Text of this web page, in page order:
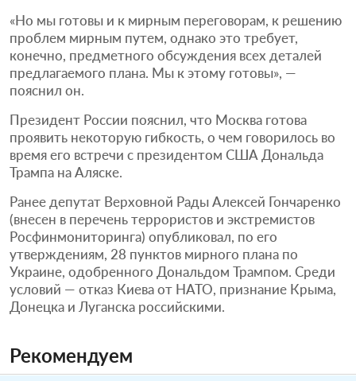
«Но мы готовы и к мирным переговорам, к решению
проблем мирным путем, однако это требует,
конечно, предметного обсуждения всех деталей
предлагаемого плана. Мы к этому готовы», —
пояснил он.
Президент России пояснил, что Москва готова
проявить некоторую гибкость, о чем говорилось во
время его встречи с президентом США Дональда
Трампа на Аляске.
Ранее депутат Верховной Рады Алексей Гончаренко
(внесен в перечень террористов и экстремистов
Росфинмониторинга) опубликовал, по его
утверждениям, 28 пунктов мирного плана по
Украине, одобренного Дональдом Трампом. Среди
условий — отказ Киева от НАТО, признание Крыма,
Донецка и Луганска российскими.
Рекомендуем